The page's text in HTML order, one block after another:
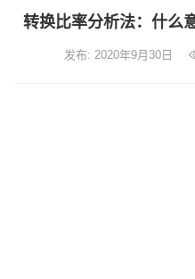
转换比率分析法：什么
发布: 2020年9月30日